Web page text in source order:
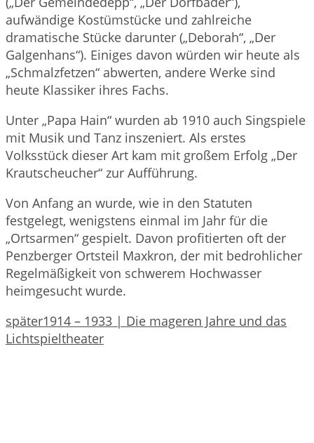
aufwändige Kostümstücke und zahlreiche
dramatische Stücke darunter („Deborah“, „Der
Galgenhans“). Einiges davon würden wir heute als
„Schmalzfetzen“ abwerten, andere Werke sind
heute Klassiker ihres Fachs.
Unter „Papa Hain“ wurden ab 1910 auch Singspiele
mit Musik und Tanz inszeniert. Als erstes
Volksstück dieser Art kam mit großem Erfolg „Der
Krautscheucher“ zur Aufführung.
Von Anfang an wurde, wie in den Statuten
festgelegt, wenigstens einmal im Jahr für die
„Ortsarmen“ gespielt. Davon profitierten oft der
Penzberger Ortsteil Maxkron, der mit bedrohlicher
Regelmäßigkeit von schwerem Hochwasser
heimgesucht wurde.
später1914 – 1933 | Die mageren Jahre und das
Lichtspieltheater